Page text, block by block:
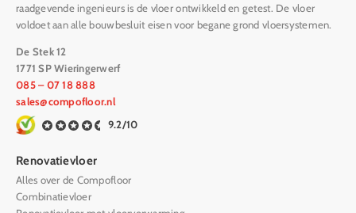
raadgevende ingenieurs is de vloer ontwikkeld en getest. De vloer
voldoet aan alle bouwbesluit eisen voor begane grond vloersystemen.
De Stek 12
1771 SP Wieringerwerf
085 – 07 18 888
sales@compofloor.nl
9.2/10
Renovatievloer
Alles over de Compofloor
Combinatievloer